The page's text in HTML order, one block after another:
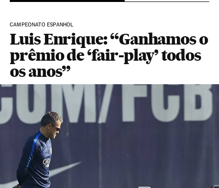
CAMPEONATO ESPANHOL
Luis Enrique: “Ganhamos o
prêmio de ‘fair-play’ todos
os anos”